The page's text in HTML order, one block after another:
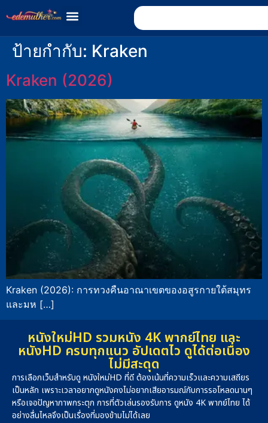
ป้ายกำกับ: Kraken
Kraken (2026)
Kraken (2026): การทวงคืนอาณาเขตของอสูรกายใต้สมุทร
และมห […]
หนังใหม่HD รวมหนัง 4K พากย์ไทย และ
หนังHD ครบทุกแนว อัปเดตไว ดูได้ต่อเนื่อง
ไม่มีสะดุด
การเลือกเว็บสำหรับดู หนังใหม่HD ที่ดี ต้องเน้นที่ความเร็วและความเสถียร
เป็นหลัก เพราะเวลาอยากดูหนังคงไม่อยากเสียอารมณ์กับการรอโหลดนานๆ
หรือเจอปัญหาภาพกระตุก การที่ตัวเล่นรองรับการ ดูหนัง 4K พากย์ไทย ได้
อย่างลื่นไหลจึงเป็นเรื่องที่มองข้ามไม่ได้เลย